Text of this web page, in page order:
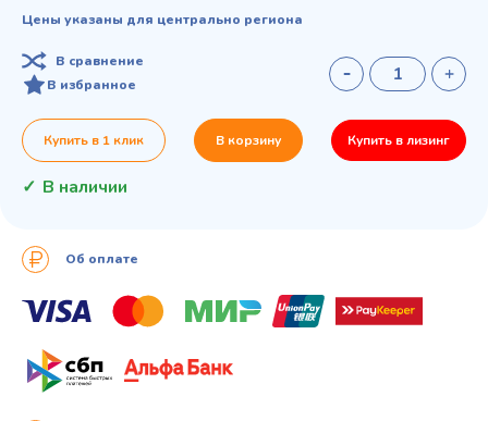
Цены указаны для центрально региона
В сравнение
В избранное
Купить в 1 клик В корзину Купить в лизинг
В наличии
Об оплате